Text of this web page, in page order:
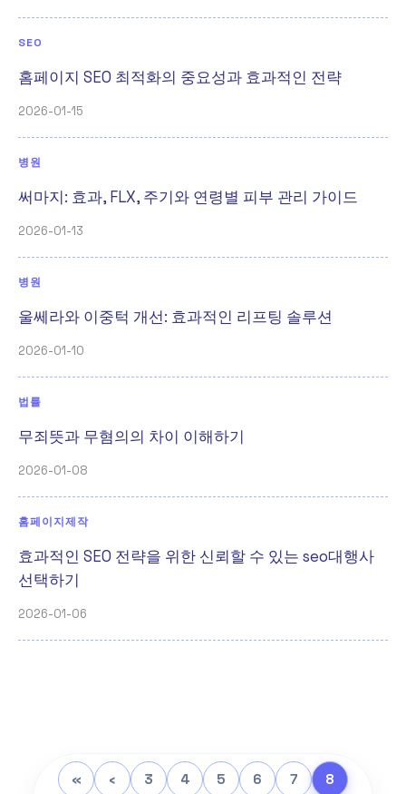
SEO
홈페이지 SEO 최적화의 중요성과 효과적인 전략
2026-01-15
병원
써마지: 효과, FLX, 주기와 연령별 피부 관리 가이드
2026-01-13
병원
울쎄라와 이중턱 개선: 효과적인 리프팅 솔루션
2026-01-10
법률
무죄뜻과 무혐의의 차이 이해하기
2026-01-08
홈페이지제작
효과적인 SEO 전략을 위한 신뢰할 수 있는 seo대행사
선택하기
2026-01-06
« ‹ 3 4 5 6 7 8